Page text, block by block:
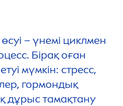
– үнемі циклмен
Бірақ оған
мүмкін: стресс,
гормондық
дұрыс тамақтану